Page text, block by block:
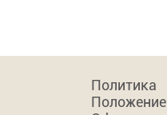
Политика
Положение